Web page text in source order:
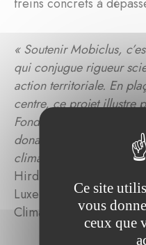
freins concrets à
« Soutenir Mobiclus,
qui conjugue rigueur
action territoriale. En
centre, ce projet illustre
Fondation pour le Climat
donateurs souhaitant
climatiques ancrées
Hirdman, directrice
Luxembourg qui
Climat.
Ce site
vous
ceux que